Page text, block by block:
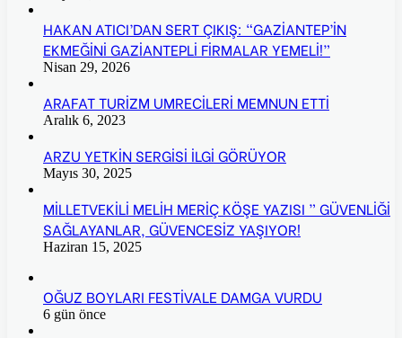
HAKAN ATICI’DAN SERT ÇIKIŞ: “GAZİANTEP’İN
EKMEĞİNİ GAZİANTEPLİ FİRMALAR YEMELİ!”
Nisan 29, 2026
ARAFAT TURİZM UMRECİLERİ MEMNUN ETTİ
Aralık 6, 2023
ARZU YETKİN SERGİSİ İLGİ GÖRÜYOR
Mayıs 30, 2025
MİLLETVEKİLİ MELİH MERİÇ KÖŞE YAZISI ” GÜVENLİĞİ
SAĞLAYANLAR, GÜVENCESİZ YAŞIYOR!
Haziran 15, 2025
OĞUZ BOYLARI FESTİVALE DAMGA VURDU
6 gün önce